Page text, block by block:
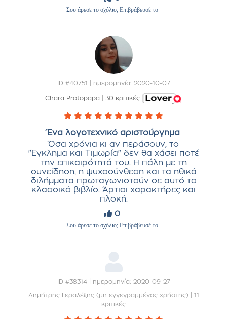
Σου άρεσε το σχόλιο; Επιβράβευσέ το
ID #40751 | ημερομηνία: 2020-10-07
Chara Protopapa 30 κριτικές
Ένα λογοτεχνικό αριστούργημα
Όσα χρόνια κι αν περάσουν, το
"Έγκλημα και Τιμωρία" δεν θα χάσει ποτέ
την επικαιρότητά του. Η πάλη με τη
συνείδηση, η ψυχοσύνθεση και τα ηθικά
διλήμματα πρωταγωνιστούν σε αυτό το
κλασσικό βιβλίο. Άρτιοι χαρακτήρες και
πλοκή.
0
Σου άρεσε το σχόλιο; Επιβράβευσέ το
ID #38314 | ημερομηνία: 2020-09-27
Δημήτρης Γεραλέξης (μη εγγεγραμμένος χρήστης)
11
κριτικές